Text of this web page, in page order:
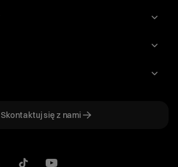
Skontaktuj się z nami